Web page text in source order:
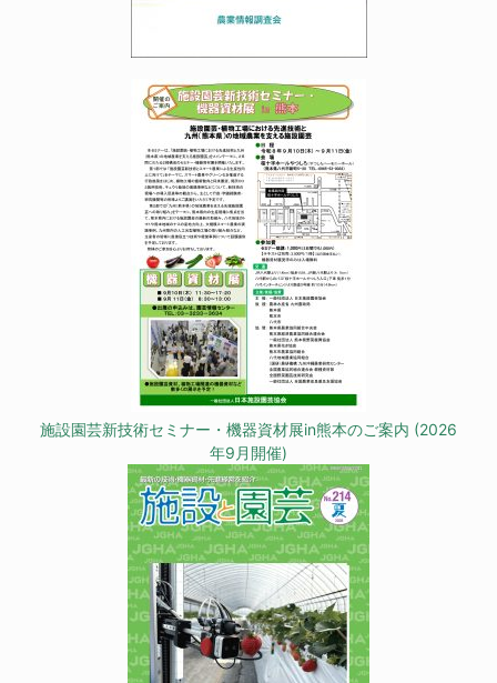
施設園芸新技術セミナー・機器資材展in熊本のご案内 (2026
年9月開催)